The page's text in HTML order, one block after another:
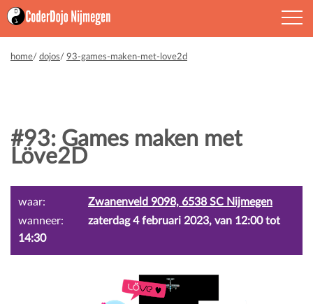
home/ dojos/ 93-games-maken-met-love2d
#93: Games maken met
Löve2D
waar:
Zwanenveld 9098, 6538 SC Nijmegen
wanneer:
zaterdag 4 februari 2023, van 12:00 tot
14:30